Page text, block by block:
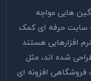
هایی مواجه
سایت حرفه ای کمک
افزارهایی هستند
شده اند، مثل
افزونه ای